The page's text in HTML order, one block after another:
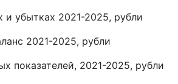
и убытках 2021-2025, рубли
2021-2025, рубли
показателей, 2021-2025, рубли